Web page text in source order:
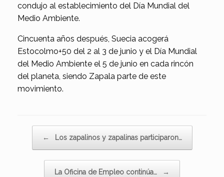
condujo al establecimiento del Día Mundial del
Medio Ambiente.
Cincuenta años después, Suecia acogerá
Estocolmo+50 del 2 al 3 de junio y el Día Mundial
del Medio Ambiente el 5 de junio en cada rincón
del planeta, siendo Zapala parte de este
movimiento.
← Los zapalinos y zapalinas participaron…
La Oficina de Empleo continúa… →